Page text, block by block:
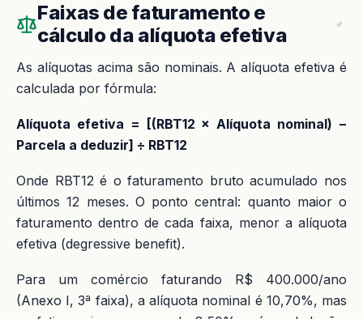
Faixas de faturamento e
cálculo da alíquota efetiva
As alíquotas acima são nominais. A alíquota efetiva é
calculada por fórmula:
Alíquota efetiva = [(RBT12 × Alíquota nominal) −
Parcela a deduzir] ÷ RBT12
Onde RBT12 é o faturamento bruto acumulado nos
últimos 12 meses. O ponto central: quanto maior o
faturamento dentro de cada faixa, menor a alíquota
efetiva (degressive benefit).
Para um comércio faturando R$ 400.000/ano
(Anexo I, 3ª faixa), a alíquota nominal é 10,70%, mas